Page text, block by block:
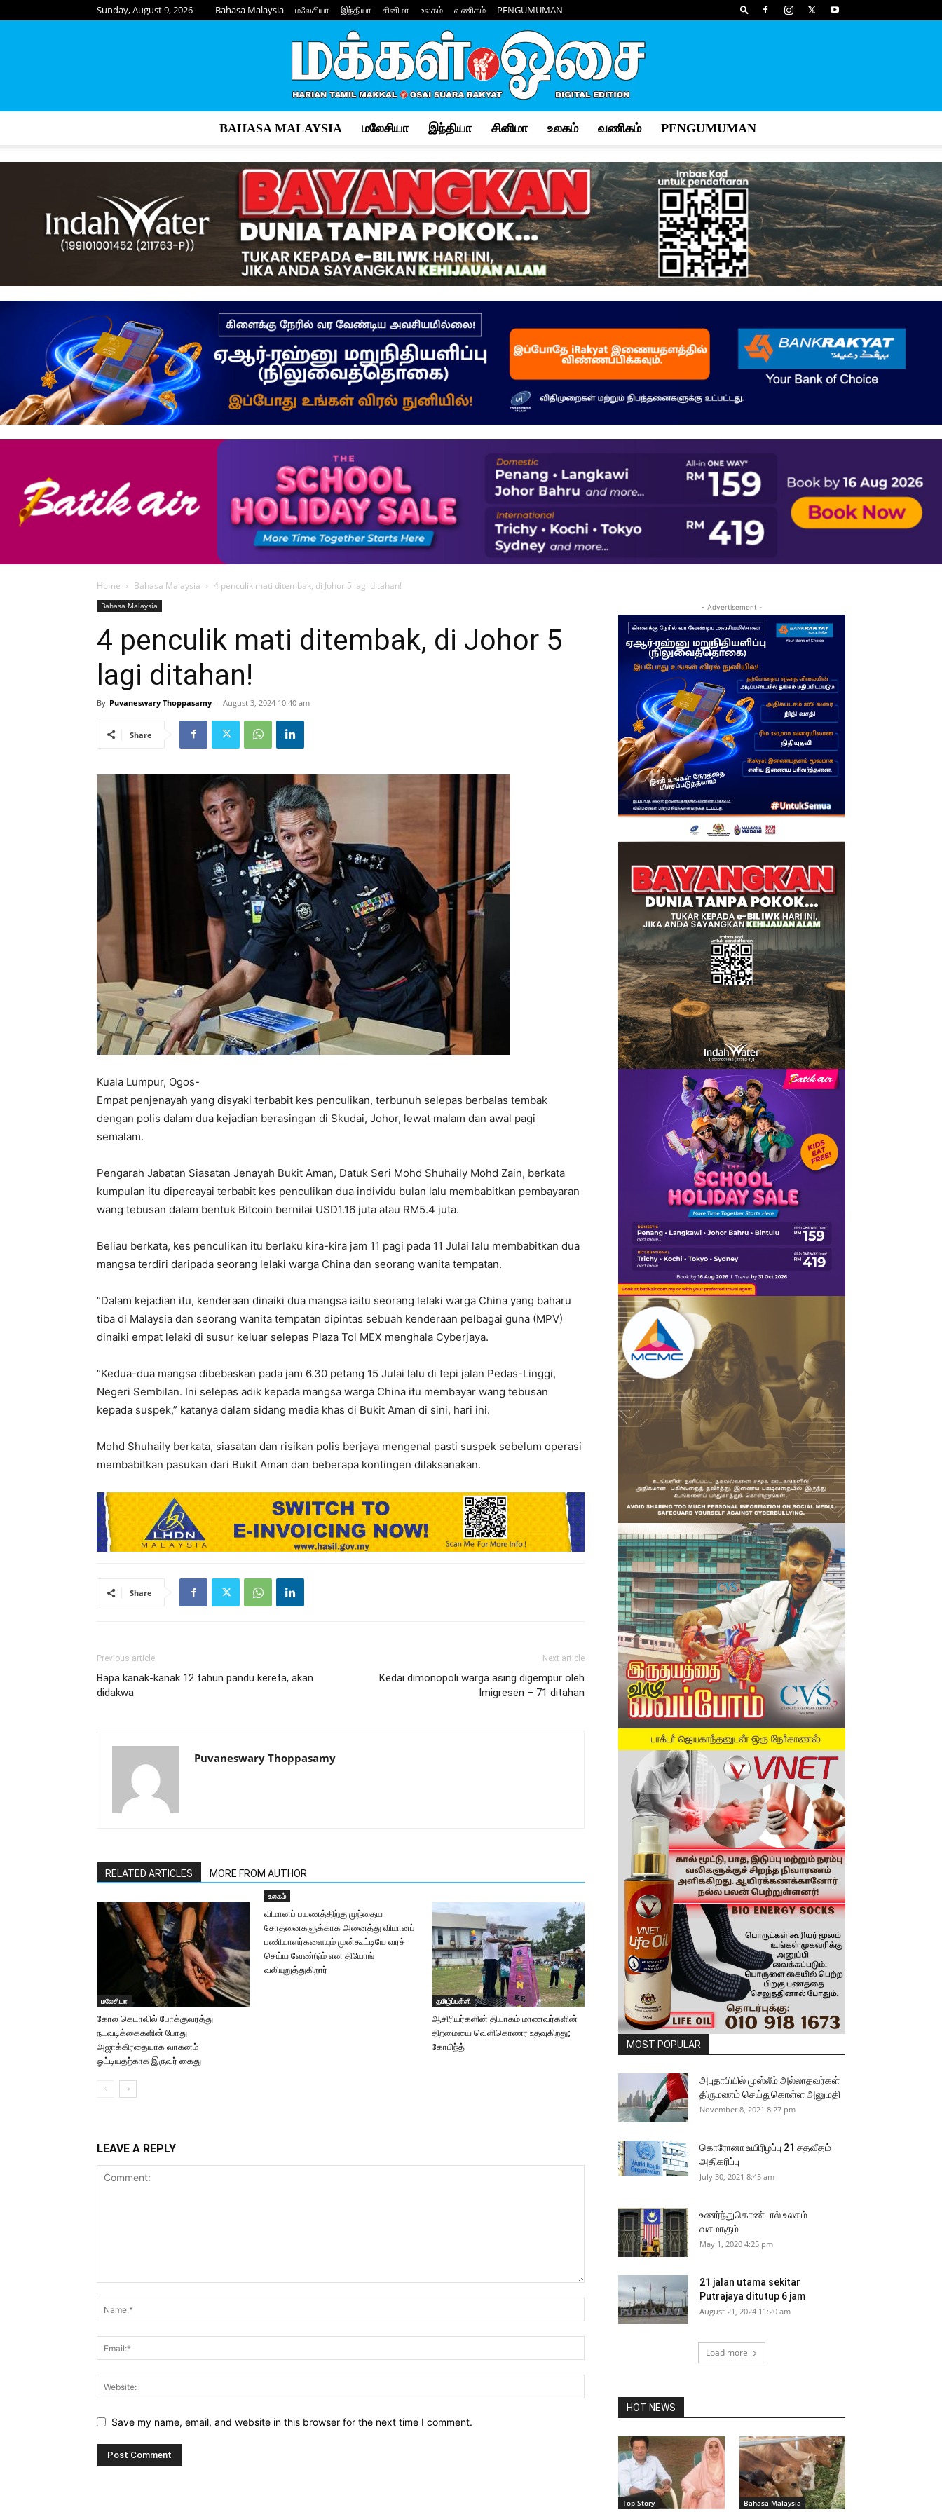
Sunday, August 9, 2026 Bahasa Malaysia மலேசியா இந்தியா சினிமா உலகம் வணிகம் PENGUMUMAN
Osai
–
மக்கள்
BAHASA MALAYSIA மலேசியா இந்தியா சினிமா உலகம் வணிகம் PENGUMUMAN
Home Bahasa Malaysia 4 penculik mati ditembak, di Johor 5 lagi ditahan!
Bahasa Malaysia
4 penculik mati ditembak, di Johor 5
lagi ditahan!
By Puvaneswary Thoppasamy - August 3, 2024 10:40 am
Share
Kuala Lumpur, Ogos-
Empat penjenayah yang disyaki terbabit kes penculikan, terbunuh selepas berbalas tembak
dengan polis dalam dua kejadian berasingan di Skudai, Johor, lewat malam dan awal pagi
semalam.
Pengarah Jabatan Siasatan Jenayah Bukit Aman, Datuk Seri Mohd Shuhaily Mohd Zain, berkata
kumpulan itu dipercayai terbabit kes penculikan dua individu bulan lalu membabitkan pembayaran
wang tebusan dalam bentuk Bitcoin bernilai USD1.16 juta atau RM5.4 juta.
Beliau berkata, kes penculikan itu berlaku kira-kira jam 11 pagi pada 11 Julai lalu membabitkan dua
mangsa terdiri daripada seorang lelaki warga China dan seorang wanita tempatan.
“Dalam kejadian itu, kenderaan dinaiki dua mangsa iaitu seorang lelaki warga China yang baharu
tiba di Malaysia dan seorang wanita tempatan dipintas sebuah kenderaan pelbagai guna (MPV)
dinaiki empat lelaki di susur keluar selepas Plaza Tol MEX menghala Cyberjaya.
“Kedua-dua mangsa dibebaskan pada jam 6.30 petang 15 Julai lalu di tepi jalan Pedas-Linggi,
Negeri Sembilan. Ini selepas adik kepada mangsa warga China itu membayar wang tebusan
kepada suspek,” katanya dalam sidang media khas di Bukit Aman di sini, hari ini.
Mohd Shuhaily berkata, siasatan dan risikan polis berjaya mengenal pasti suspek sebelum operasi
membabitkan pasukan dari Bukit Aman dan beberapa kontingen dilaksanakan.
Share
Previous article
Bapa kanak-kanak 12 tahun pandu kereta, akan
didakwa
Next article
Kedai dimonopoli warga asing digempur oleh
Imigresen – 71 ditahan
Puvaneswary Thoppasamy
RELATED ARTICLES MORE FROM AUTHOR
மலேசியா
கோல கெடாவில் போக்குவரத்து
நடவடிக்கைகளின் போது
அஜாக்கிரதையாக வாகனம்
ஓட்டியதற்காக இருவர் கைது
உலகம்
விமானப் பயணத்திற்கு முந்தைய
சோதனைகளுக்காக அனைத்து விமானப்
பணியாளர்களையும் முன்கூட்டியே வரச்
செய்ய வேண்டும் என தியோங்
வலியுறுத்துகிறார்
தமிழ்ப்பள்ளி
ஆசிரியர்களின் தியாகம் மாணவர்களின்
திறமையை வெளிகொணர உதவுகிறது;
கோபிந்த்
LEAVE A REPLY
Save my name, email, and website in this browser for the next time I comment.
- Advertisement -
MOST POPULAR
அபுதாபியில் முஸ்லீம் அல்லாதவர்கள்
திருமணம் செய்துகொள்ள அனுமதி
November 8, 2021 8:27 pm
கொரோனா உயிரிழப்பு 21 சதவீதம்
அதிகரிப்பு
July 30, 2021 8:45 am
உணர்ந்துகொண்டால் உலகம்
வசமாகும்
May 1, 2020 4:25 pm
21 jalan utama sekitar
Putrajaya ditutup 6 jam
August 21, 2024 11:20 am
Load more
HOT NEWS
Top Story Bahasa Malaysia